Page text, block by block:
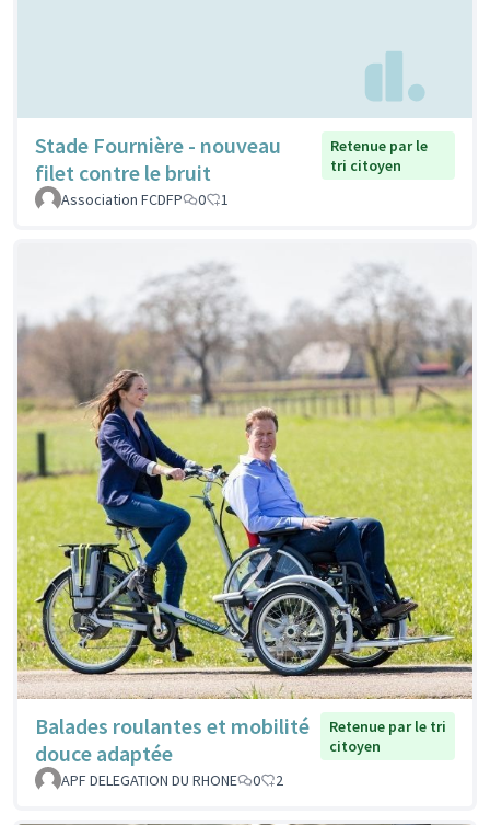
Stade Fournière - nouveau
filet contre le bruit
Retenue par le
tri citoyen
Association FCDFP
0 1
Balades roulantes et mobilité
douce adaptée
Retenue par le tri
citoyen
APF DELEGATION DU RHONE
0 2